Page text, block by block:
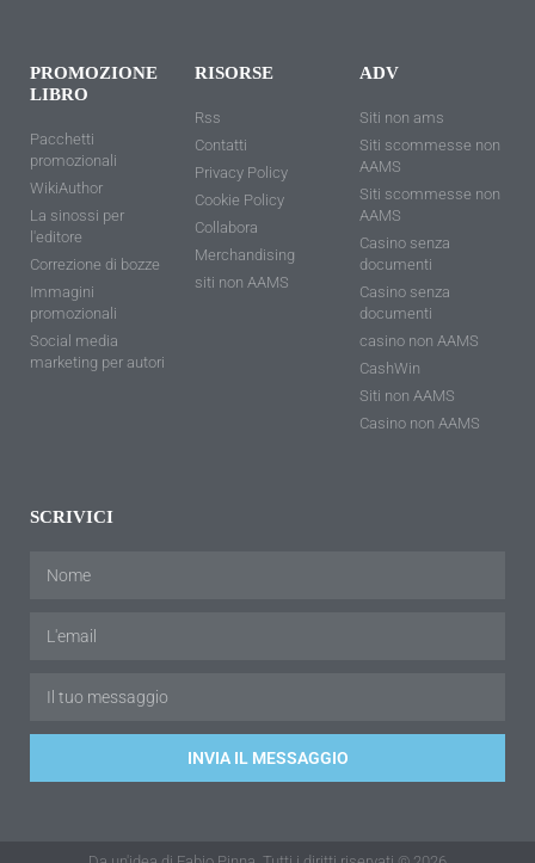
PROMOZIONE
LIBRO
Pacchetti
promozionali
WikiAuthor
La sinossi per
l'editore
Correzione di bozze
Immagini
promozionali
Social media
marketing per autori
RISORSE
Rss
Contatti
Privacy Policy
Cookie Policy
Collabora
Merchandising
siti non AAMS
ADV
Siti non ams
Siti scommesse non
AAMS
Siti scommesse non
AAMS
Casino senza
documenti
Casino senza
documenti
casino non AAMS
CashWin
Siti non AAMS
Casino non AAMS
SCRIVICI
INVIA IL MESSAGGIO